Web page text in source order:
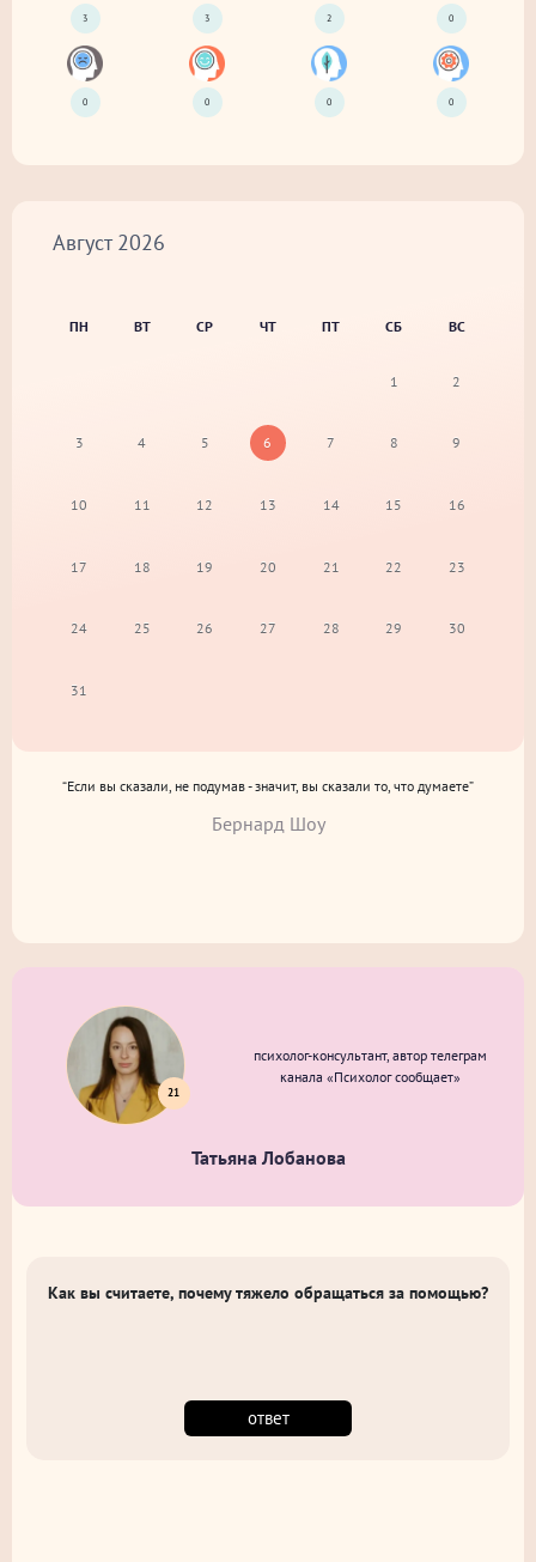
3 3 2 0
0 0 0 0
Август 2026
ПН ВТ СР ЧТ ПТ СБ ВС
1 2
3 4 5 6 7 8 9
10 11 12 13 14 15 16
17 18 19 20 21 22 23
24 25 26 27 28 29 30
31
“Если вы сказали, не подумав - значит, вы сказали то, что думаете”
Бернард Шоу
21
психолог-консультант, автор телеграм
канала «Психолог сообщает»
Татьяна Лобанова
Как вы считаете, почему тяжело обращаться за помощью?
ответ